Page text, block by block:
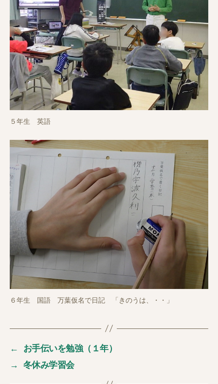
５年生 英語
６年生 国語 万葉仮名で日記 「きのうは、・・」
←
お手伝いを勉強（１年）
→
冬休み学習会